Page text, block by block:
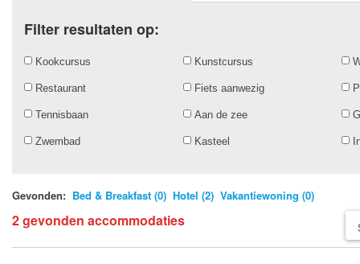
Filter resultaten op:
Kookcursus Kunstcursus
Restaurant Fiets aanwezig
Tennisbaan Aan de zee
Zwembad Kasteel
Gevonden: Bed & Breakfast (0) Hotel (2) Vakantiewoning (0)
2 gevonden accommodaties